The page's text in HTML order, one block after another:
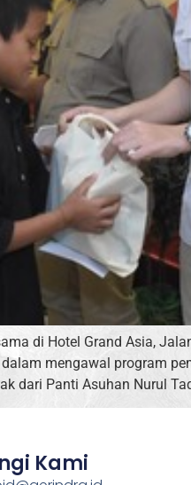
di Hotel Grand Asia,
mengawal program
dari Panti Asuhan Nurul
Kami